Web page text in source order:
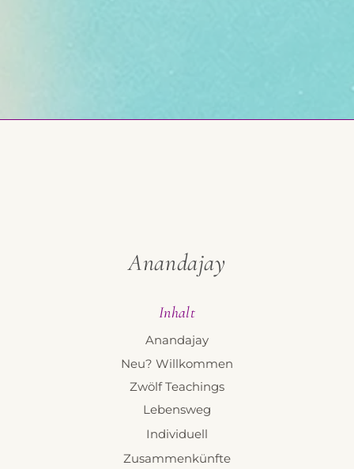
Inhalt
Neu? Willkommen
Anandajay
Zwölf Teachings
Lebensweg
Individuell
Zusammenkünfte
Anandajay